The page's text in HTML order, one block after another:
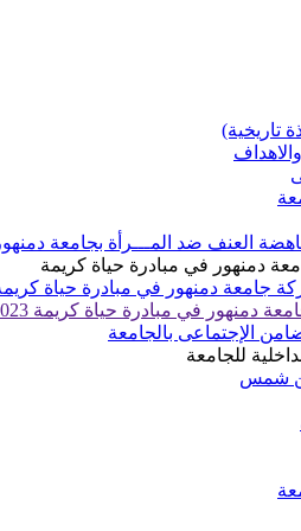
تاريخية)
العنف ضد المـــرأة بجامعة
دمنهور في مبادرة حياة كريمة
جامعة دمنهور في مبادرة حياة كريمة
دمنهور في مبادرة حياة كريمة 2023
الإجتماعى بالجامعة
للجامعة
شمس